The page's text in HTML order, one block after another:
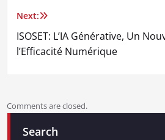
Next:
ISOSET: L’IA Générative, Un
l’Efficacité Numérique
Comments are closed.
Search